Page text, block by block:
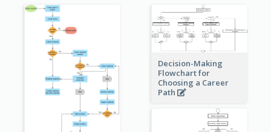
Decision-Making
Flowchart for
Choosing a Career
Path